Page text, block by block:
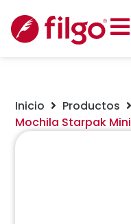
Inicio Productos
Mochila Starpak Mini